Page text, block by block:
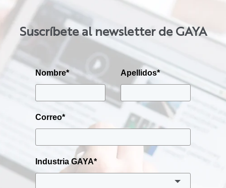
Suscríbete al newsletter de GAYA
Nombre* Apellidos*
Correo*
Industria GAYA*